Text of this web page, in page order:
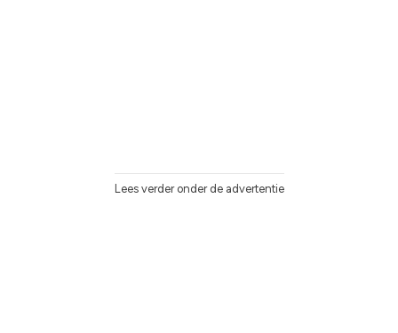
Lees verder onder de advertentie